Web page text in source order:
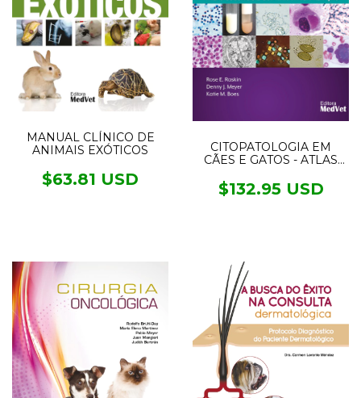
MANUAL CLÍNICO DE
ANIMAIS EXÓTICOS
$63.81 USD
CITOPATOLOGIA EM
CÃES E GATOS - ATLAS
INTERPRETAÇÃO
$132.95 USD